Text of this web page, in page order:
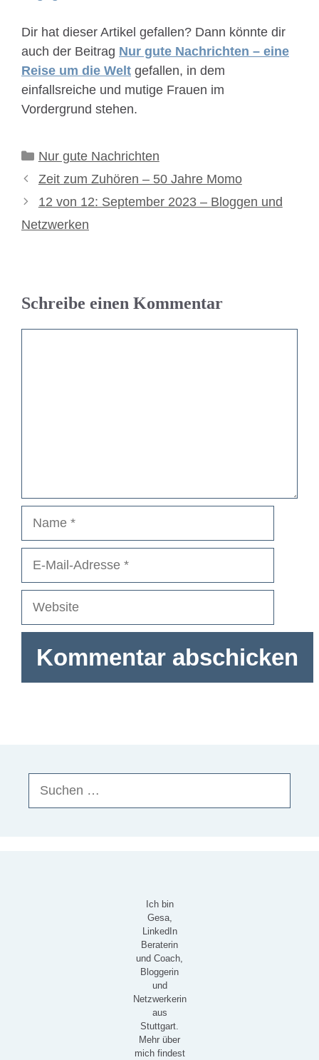
Dir hat dieser Artikel gefallen? Dann könnte dir
auch der Beitrag Nur gute Nachrichten – eine
Reise um die Welt gefallen, in dem
einfallsreiche und mutige Frauen im
Vordergrund stehen.
Kategorien
Nur gute Nachrichten
Zeit zum Zuhören – 50 Jahre Momo
12 von 12: September 2023 – Bloggen und
Netzwerken
Schreibe einen Kommentar
Adresse
Website
Ich bin
Gesa,
LinkedIn
Beraterin
und Coach,
Bloggerin
und
Netzwerkerin
aus
Stuttgart.
Mehr über
mich findest